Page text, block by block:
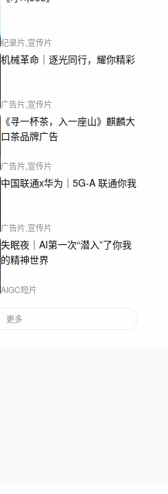
纪录片,宣传片
机械革命｜逐光同行，耀你精彩
广告片,宣传片
《寻一杯茶，入一座山》麒麟大
口茶品牌广告
广告片,宣传片
中国联通x华为｜5G-A 联通你我
广告片,宣传片
失眠夜｜AI第一次“潜入”了你我
的精神世界
AIGC短片
更多